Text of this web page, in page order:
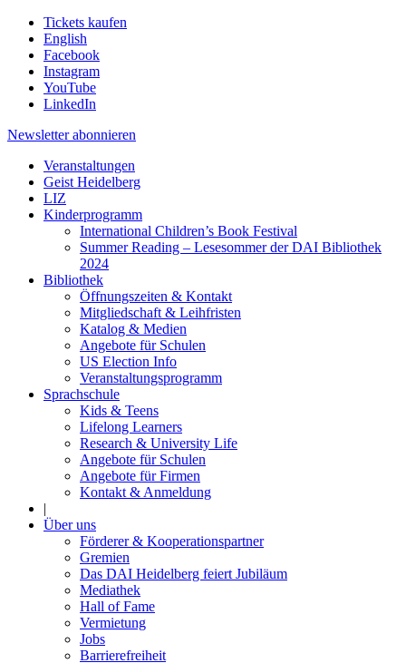
Tickets kaufen
English
Facebook
Instagram
YouTube
LinkedIn
Newsletter abonnieren
Veranstaltungen
Geist Heidelberg
LIZ
Kinderprogramm
International Children’s Book Festival
Summer Reading – Lesesommer der DAI Bibliothek
2024
Bibliothek
Öffnungszeiten & Kontakt
Mitgliedschaft & Leihfristen
Katalog & Medien
Angebote für Schulen
US Election Info
Veranstaltungsprogramm
Sprachschule
Kids & Teens
Lifelong Learners
Research & University Life
Angebote für Schulen
Angebote für Firmen
Kontakt & Anmeldung
|
Über uns
Förderer & Kooperationspartner
Gremien
Das DAI Heidelberg feiert Jubiläum
Mediathek
Hall of Fame
Vermietung
Jobs
Barrierefreiheit